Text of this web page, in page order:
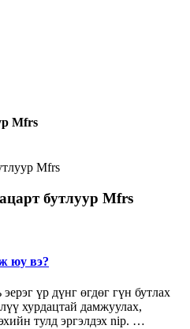
Mfrs
Mfrs
бутлуур Mfrs
юу вэ?
үр дүнг өгдөг гүн бутлах
хурдацтай дамжуулах,
тулд эргэлдэх nip. …